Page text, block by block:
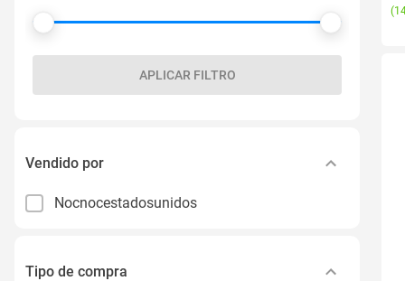
APLICAR FILTRO
Vendido por
Nocnocestadosunidos
Tipo de compra
(